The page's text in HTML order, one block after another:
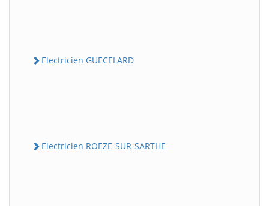
Electricien GUECELARD
Electricien ROEZE-SUR-SARTHE